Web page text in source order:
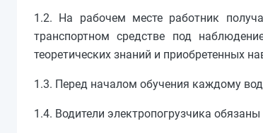
1.2. На рабочем месте работник
транспортном средстве под
теоретических знаний и приобретенных
1.3. Перед началом обучения каждому
1.4. Водители электропогрузчика